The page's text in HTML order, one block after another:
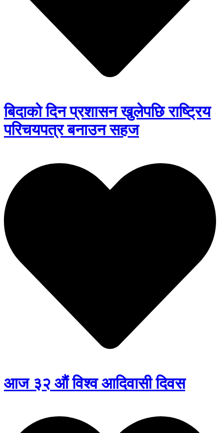
बिदाको दिन प्रशासन खुलेपछि राष्ट्रिय
परिचयपत्र बनाउन सहज
आज ३२ औं विश्व आदिवासी दिवस